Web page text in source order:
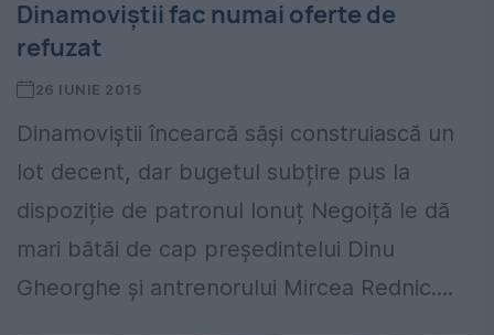
Dinamoviștii fac numai oferte de
refuzat
26 IUNIE 2015
Dinamoviștii încearcă săși construiască un
lot decent, dar bugetul subțire pus la
dispoziție de patronul Ionuț Negoiță le dă
mari bătăi de cap președintelui Dinu
Gheorghe și antrenorului Mircea Rednic....